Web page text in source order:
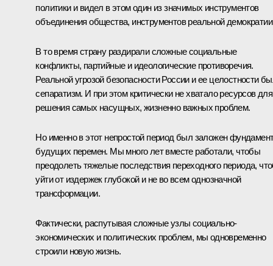
политики и видел в этом один из значимых инструментов
объединения общества, инструментов реальной
В то время страну раздирали сложные социальные
конфликты, партийные и идеологические противоречия.
Реальной угрозой безопасности России и ее целостности
сепаратизм. И при этом критически не хватало ресурсов для
решения самых насущных, жизненно важных проблем.
Но именно в этот непростой период был заложен
будущих перемен. Мы много лет вместе работали, чтобы
преодолеть тяжелые последствия переходного периода,
уйти от издержек глубокой и не во всем однозначной
трансформации.
Фактически, распутывая сложные узлы социально-
экономических и политических проблем, мы одновременно
строили новую жизнь.